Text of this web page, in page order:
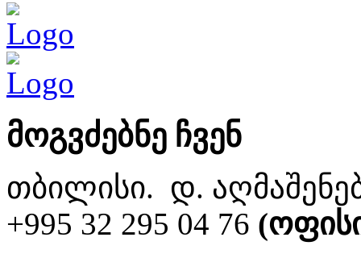
მოგვძებნე ჩვენ
თბილისი. დ.
+995 32 295 04 76